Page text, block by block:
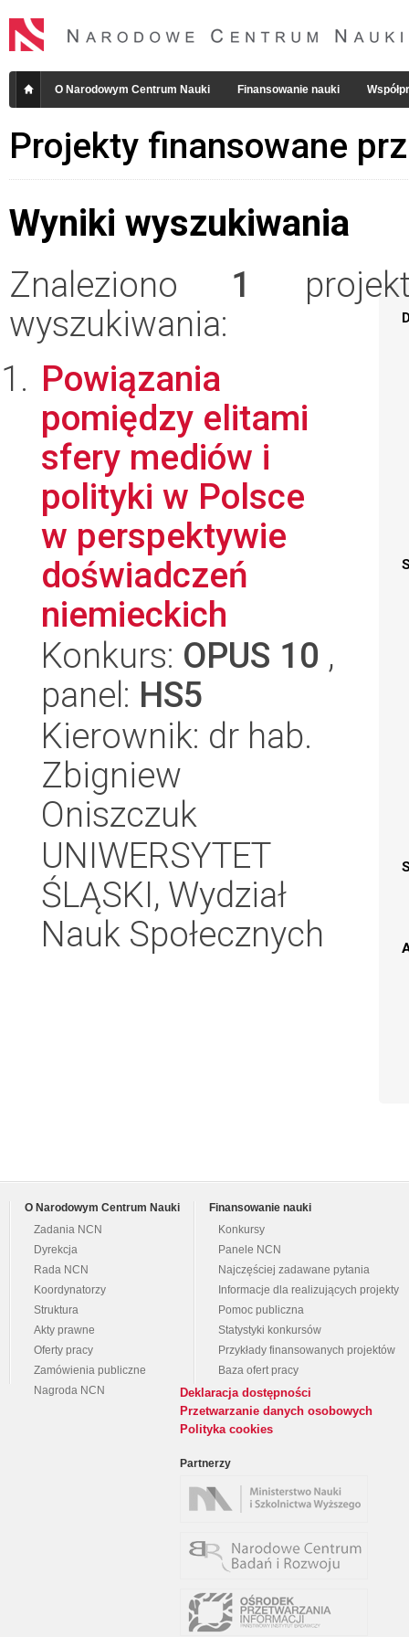
O Narodowym Centrum Nauki Finansowanie nauki
Projekty finansowane
Wyniki wyszukiwania
Znaleziono 1
wyszukiwania:
Powiązania
pomiędzy elitami
sfery mediów i
polityki w Polsce
w perspektywie
doświadczeń
niemieckich
Konkurs: OPUS 10 ,
panel: HS5
Kierownik: dr hab.
Zbigniew
Oniszczuk
UNIWERSYTET
ŚLĄSKI, Wydział
Nauk Społecznych
O Narodowym Centrum Nauki
Zadania NCN
Dyrekcja
Rada NCN
Koordynatorzy
Struktura
Akty prawne
Oferty pracy
Zamówienia publiczne
Nagroda NCN
Finansowanie nauki
Konkursy
Panele NCN
Najczęściej zadawane pytania
Informacje dla realizujących projekty
Pomoc publiczna
Statystyki konkursów
Przykłady finansowanych projektów
Baza ofert pracy
Deklaracja dostępności
Przetwarzanie danych osobowych
Polityka cookies
Partnerzy